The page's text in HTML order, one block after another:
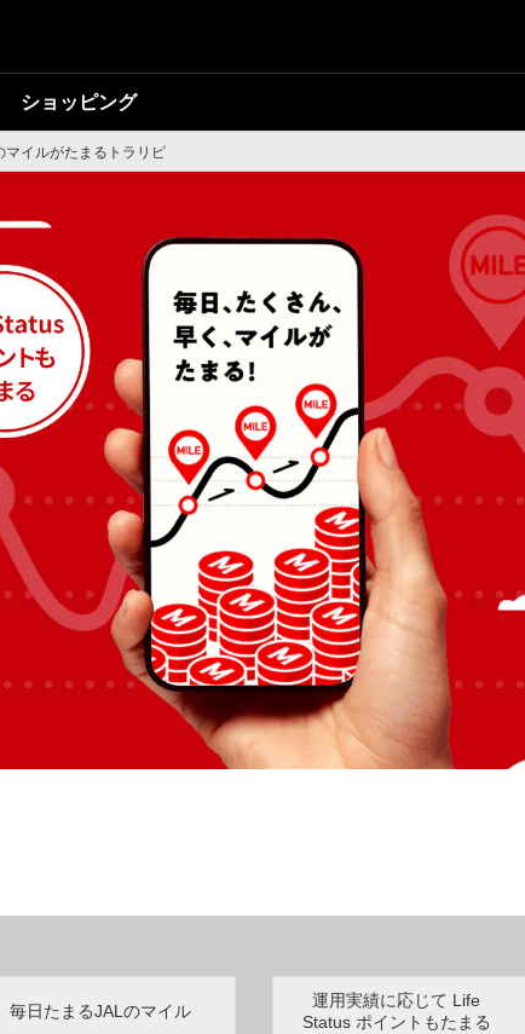
ショッピング
マイルがたまるトラリピ
マイルがたまるト
毎日たまるJALのマイル
運用実績に応じて Life
Status ポイントもたまる